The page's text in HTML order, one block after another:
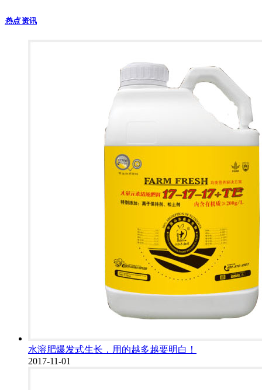
热点资讯
水溶肥爆发式生长，用的越多越要明白！
2017-11-01